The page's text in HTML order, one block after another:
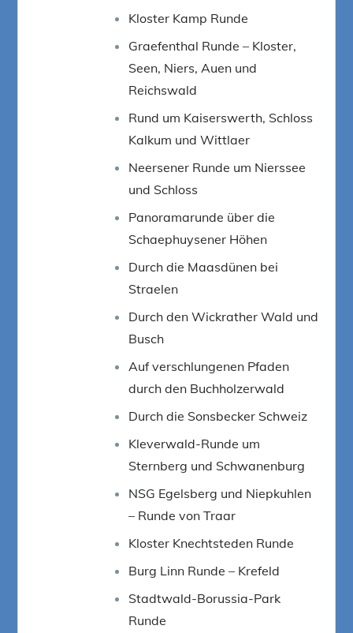
Kloster Kamp Runde
Graefenthal Runde – Kloster,
Seen, Niers, Auen und
Reichswald
Rund um Kaiserswerth, Schloss
Kalkum und Wittlaer
Neersener Runde um Nierssee
und Schloss
Panoramarunde über die
Schaephuysener Höhen
Durch die Maasdünen bei
Straelen
Durch den Wickrather Wald und
Busch
Auf verschlungenen Pfaden
durch den Buchholzerwald
Durch die Sonsbecker Schweiz
Kleverwald-Runde um
Sternberg und Schwanenburg
NSG Egelsberg und Niepkuhlen
– Runde von Traar
Kloster Knechtsteden Runde
Burg Linn Runde – Krefeld
Stadtwald-Borussia-Park
Runde